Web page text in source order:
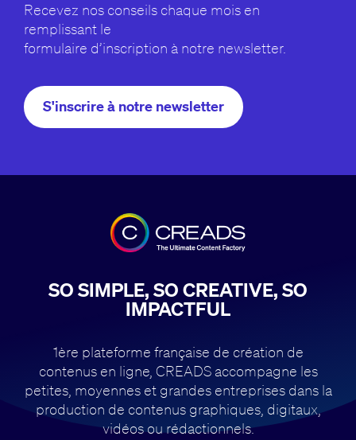
Recevez nos conseils chaque mois en
remplissant le
formulaire d’inscription à notre newsletter.
S'inscrire à notre newsletter
SO SIMPLE, SO CREATIVE, SO
IMPACTFUL
1ère plateforme française de création de
contenus en ligne, CREADS accompagne les
petites, moyennes et grandes entreprises dans la
production de contenus graphiques, digitaux,
vidéos ou rédactionnels.